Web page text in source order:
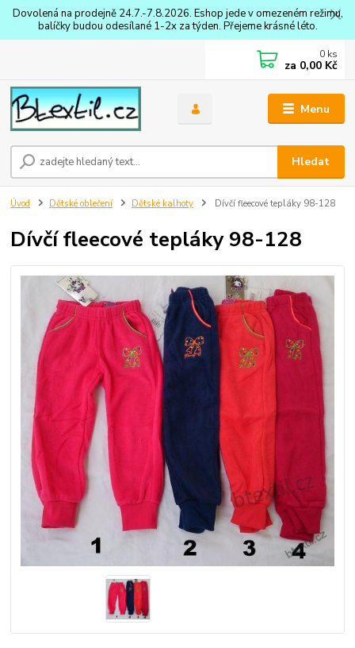
Dovolená na prodejně 24.7.-7.8.2026. Eshop jede v omezeném režimu,
balíčky budou odesílané 1-2x za týden. Přejeme krásné léto.
Menu
Hledat
0 ks
za 0,00 Kč
Úvod Dětské oblečení Dětské kalhoty Dívčí fleecové tepláky 98-128
Dívčí fleecové tepláky 98-128